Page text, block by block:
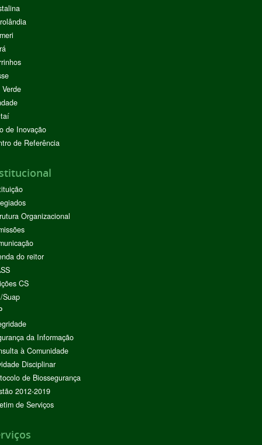
de Inovação
de Referência
Organizacional
do reitor
CS
Suap
da Informação
à Comunidade
Disciplinar
de Biossegurança
2012-2019
de Serviços